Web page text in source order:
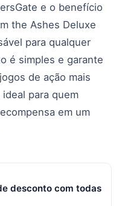
e o benefício
the Ashes Deluxe
para qualquer
é simples e garante
de ação mais
para quem
em um
desconto com todas